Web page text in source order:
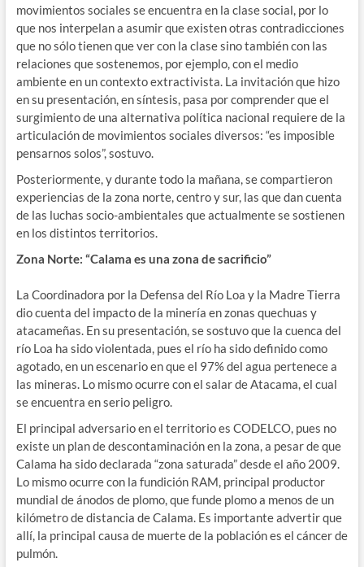
movimientos sociales se encuentra en la clase social, por lo
que nos interpelan a asumir que existen otras contradicciones
que no sólo tienen que ver con la clase sino también con las
relaciones que sostenemos, por ejemplo, con el medio
ambiente en un contexto extractivista. La invitación que hizo
en su presentación, en síntesis, pasa por comprender que el
surgimiento de una alternativa política nacional requiere de la
articulación de movimientos sociales diversos: “es imposible
pensarnos solos”, sostuvo.
Posteriormente, y durante todo la mañana, se compartieron
experiencias de la zona norte, centro y sur, las que dan cuenta
de las luchas socio-ambientales que actualmente se sostienen
en los distintos territorios.
Zona Norte: “Calama es una zona de sacrificio”
La Coordinadora por la Defensa del Río Loa y la Madre Tierra
dio cuenta del impacto de la minería en zonas quechuas y
atacameñas. En su presentación, se sostuvo que la cuenca del
río Loa ha sido violentada, pues el río ha sido definido como
agotado, en un escenario en que el 97% del agua pertenece a
las mineras. Lo mismo ocurre con el salar de Atacama, el cual
se encuentra en serio peligro.
El principal adversario en el territorio es CODELCO, pues no
existe un plan de descontaminación en la zona, a pesar de que
Calama ha sido declarada “zona saturada” desde el año 2009.
Lo mismo ocurre con la fundición RAM, principal productor
mundial de ánodos de plomo, que funde plomo a menos de un
kilómetro de distancia de Calama. Es importante advertir que
allí, la principal causa de muerte de la población es el cáncer de
pulmón.